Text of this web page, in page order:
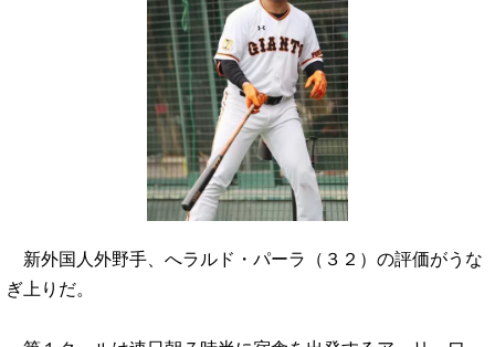
新外国人外野手、へラルド・パーラ（３２）の評価がうな
ぎ上りだ。